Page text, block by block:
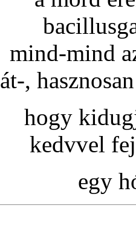
mind-mind
át-,
hogy
kedvvel
egy